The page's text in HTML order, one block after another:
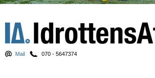
Mail 070 - 5647374